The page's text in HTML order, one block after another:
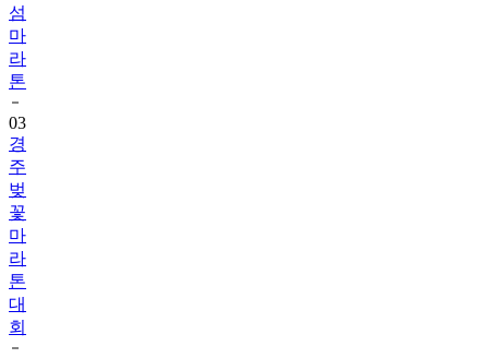
섬
마
라
톤
03
경
주
벚
꽃
마
라
톤
대
회